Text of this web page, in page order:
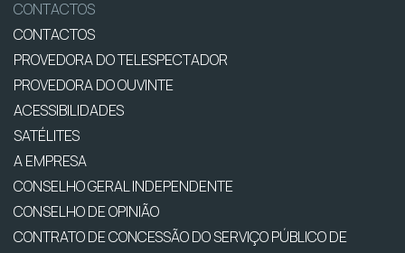
CONTACTOS
CONTACTOS
PROVEDORA DO TELESPECTADOR
PROVEDORA DO OUVINTE
ACESSIBILIDADES
SATÉLITES
A EMPRESA
CONSELHO GERAL INDEPENDENTE
CONSELHO DE OPINIÃO
CONTRATO DE CONCESSÃO DO SERVIÇO PÚBLICO DE